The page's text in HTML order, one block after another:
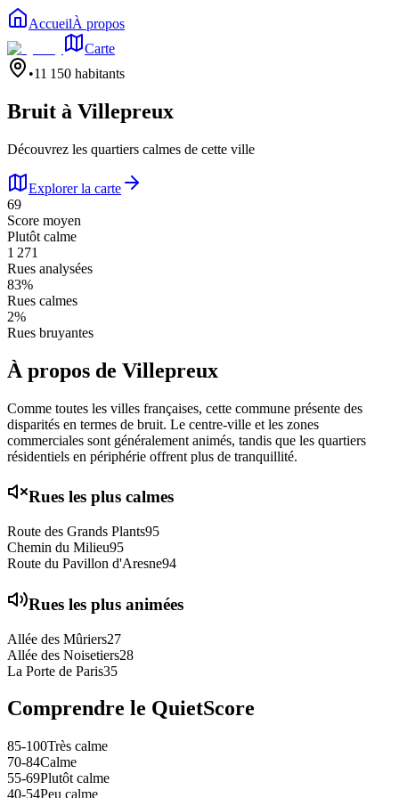
AccueilÀ propos
Carte
•11 150 habitants
Bruit à Villepreux
Découvrez les quartiers calmes de cette ville
Explorer la carte
69
Score moyen
Plutôt calme
1 271
Rues analysées
83%
Rues calmes
2%
Rues bruyantes
À propos de Villepreux
Comme toutes les villes françaises, cette commune présente des
disparités en termes de bruit. Le centre-ville et les zones
commerciales sont généralement animés, tandis que les quartiers
résidentiels en périphérie offrent plus de tranquillité.
Rues les plus calmes
Route des Grands Plants95
Chemin du Milieu95
Route du Pavillon d'Aresne94
Rues les plus animées
Allée des Mûriers27
Allée des Noisetiers28
La Porte de Paris35
Comprendre le QuietScore
85-100Très calme
70-84Calme
55-69Plutôt calme
40-54Peu calme